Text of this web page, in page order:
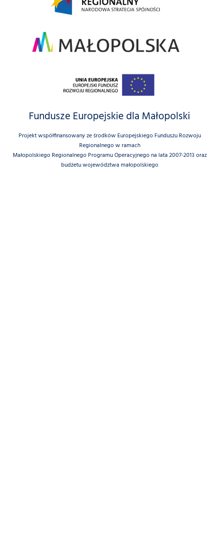
Fundusze Europejskie dla Małopolski
Projekt współfinansowany ze środków Europejskiego Funduszu Rozwoju
Regionalnego w ramach
Małopolskiego Regionalnego Programu Operacyjnego na lata 2007-2013 oraz
budżetu województwa małopolskiego